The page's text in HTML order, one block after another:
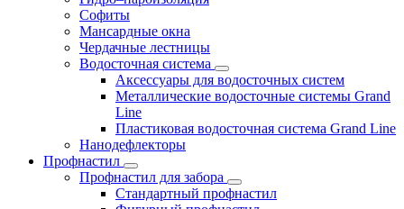
Софиты
Мансардные окна
Чердачные лестницы
Водосточная система
Аксессуары для водосточных систем
Металлические водосточные системы Grand
Line
Пластиковая водосточная система Grand Line
Нанодефлекторы
Профнастил
Профнастил для забора
Стандартный профнастил